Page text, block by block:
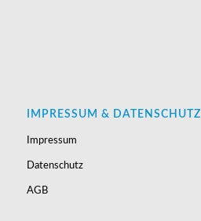
IMPRESSUM & DATENSCHUTZ
Impressum
Datenschutz
AGB